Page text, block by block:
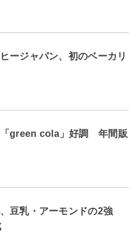
ージャパン、初のベーカリ
「green cola」好調 年間販
、豆乳・アーモンドの2強